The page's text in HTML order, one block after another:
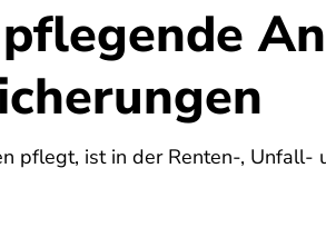
pflegt, ist in der Renten-, Unfall-